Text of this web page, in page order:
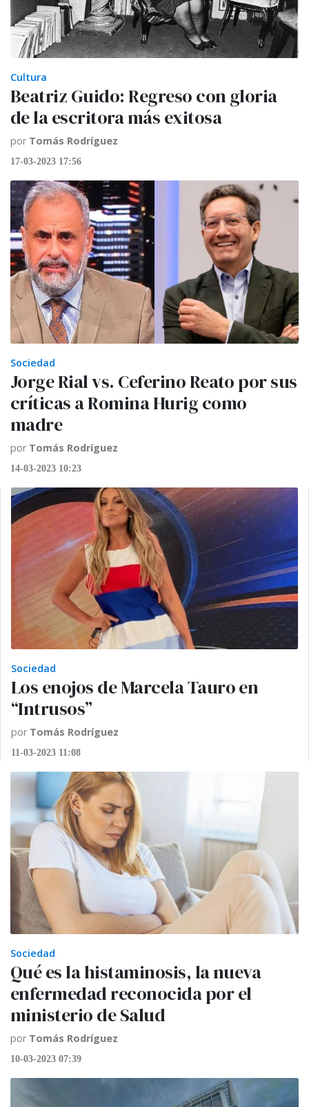
Cultura
Beatriz Guido: Regreso con gloria
de la escritora más exitosa
por Tomás Rodríguez
17-03-2023 17:56
Sociedad
Jorge Rial vs. Ceferino Reato por sus
críticas a Romina Hurig como
madre
por Tomás Rodríguez
14-03-2023 10:23
Sociedad
Los enojos de Marcela Tauro en
“Intrusos”
por Tomás Rodríguez
11-03-2023 11:08
Sociedad
Qué es la histaminosis, la nueva
enfermedad reconocida por el
ministerio de Salud
por Tomás Rodríguez
10-03-2023 07:39